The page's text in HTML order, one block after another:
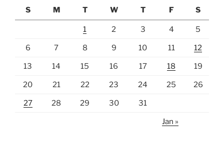
S
M T W T F S
1 2 3 4 5
6 7 8 9 10 11 12
13 14 15 16 17 18 19
20 21 22 23 24 25 26
27 28 29 30 31
Jan »